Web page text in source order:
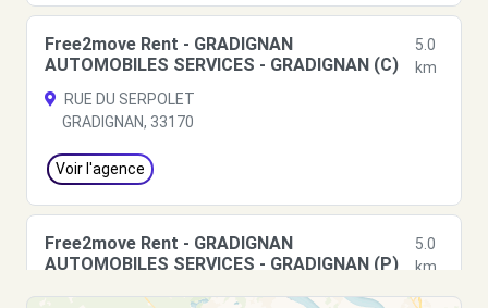
Free2move Rent - GRADIGNAN
AUTOMOBILES SERVICES - GRADIGNAN (C)
5.0
km
RUE DU SERPOLET
GRADIGNAN, 33170
Voir l'agence
Free2move Rent - GRADIGNAN
AUTOMOBILES SERVICES - GRADIGNAN (P)
5.0
km
RUE DU SERPOLET